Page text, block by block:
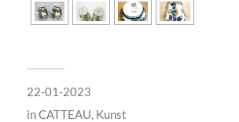
22-01-2023
inCATTEAU, Kunst